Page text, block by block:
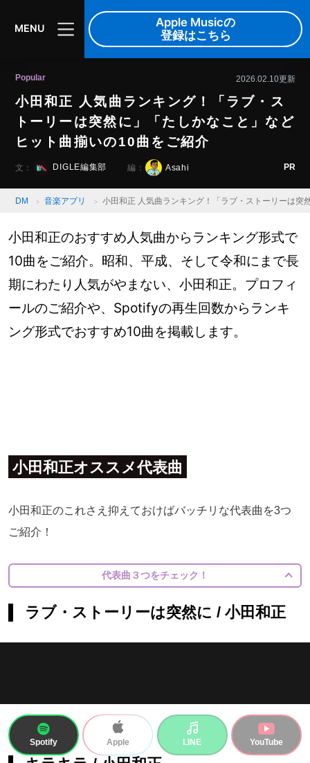
MENU
Apple Musicの
登録はこちら
Popular 2026.02.10更新
小田和正 人気曲ランキング！「ラブ・ス
トーリーは突然に」「たしかなこと」など
ヒット曲揃いの10曲をご紹介
文： DIGLE編集部 編： Asahi PR
DM 音楽アプリ 小田和正 人気曲ランキング！「ラブ・ストーリーは
小田和正のおすすめ人気曲からランキング形式で
10曲をご紹介。昭和、平成、そして令和にまで長
期にわたり人気がやまない、小田和正。プロフィ
ールのご紹介や、Spotifyの再生回数からランキ
ング形式でおすすめ10曲を掲載します。
小田和正オススメ代表曲
小田和正のこれさえ抑えておけばバッチリな代表曲を3つ
ご紹介！
代表曲３つをチェック！
ラブ・ストーリーは突然に / 小田和正
Spotify Apple LINE YouTube